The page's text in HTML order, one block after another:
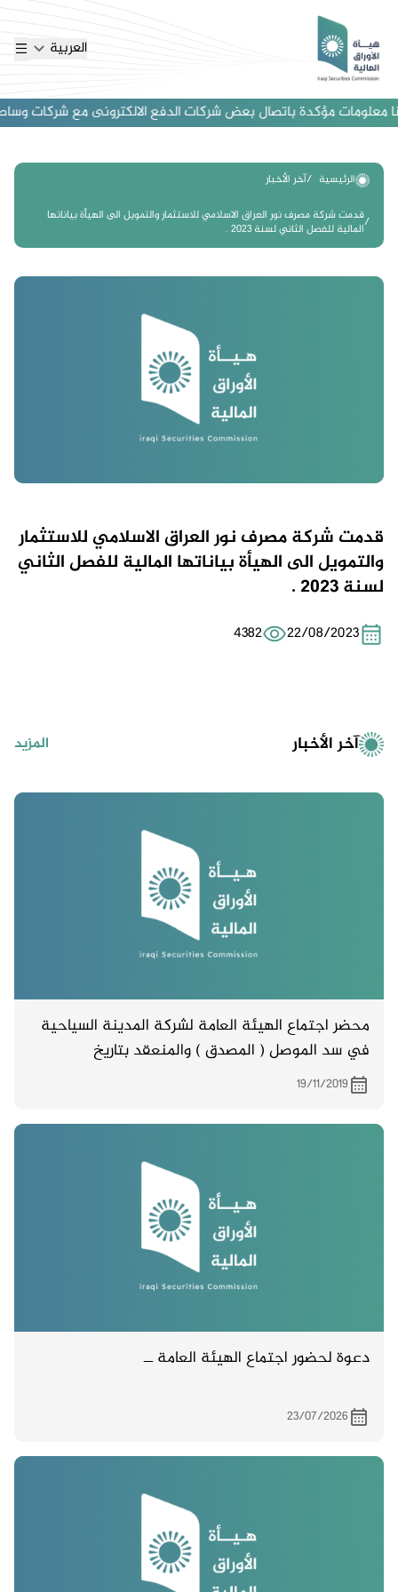
العربية
معلومات مؤكدة باتصال بعض شركات الدفع الالكترونى مع شركات وساطة
الرئيسية
آخر الأخبار
قدمت شركة مصرف نور العراق الاسلامي للاستثمار والتمويل الى الهيأة بياناتها
المالية للفصل الثاني لسنة 2023 .
قدمت شركة مصرف نور العراق الاسلامي للاستثمار
والتمويل الى الهيأة بياناتها المالية للفصل الثاني
لسنة 2023 .
22/08/2023
4382
آخر الأخبار المزيد
محضر اجتماع الهيئة العامة لشركة المدينة السياحية
في سد الموصل ( المصدق ) والمنعقد بتاريخ
29/11/2018 .
19/11/2019
دعوة لحضور اجتماع الهيئة العامة ــ
23/07/2026